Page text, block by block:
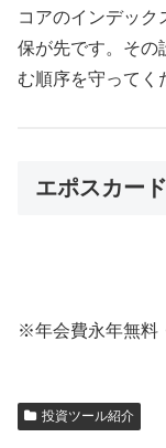
コアのインデック
保が先です。その
む順序を守ってく
エポスカー
※年会費永年無料
投資ツール紹介